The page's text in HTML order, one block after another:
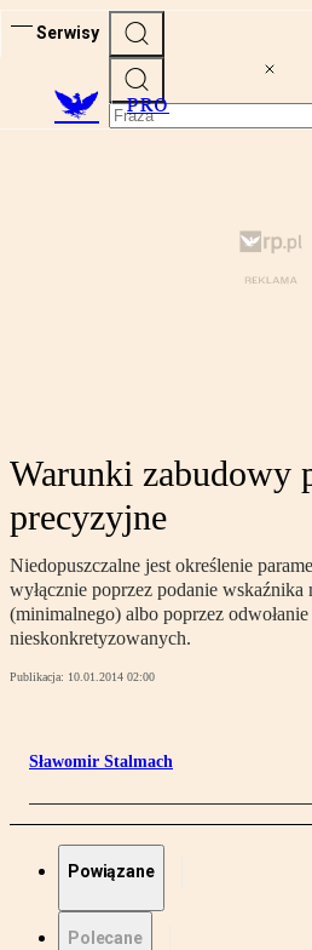
Serwisy
PRO
Warunki zabudowy
precyzyjne
Niedopuszczalne jest określenie
wyłącznie poprzez podanie wskaźnika
(minimalnego) albo poprzez
nieskonkretyzowanych.
Publikacja: 10.01.2014 02:00
Sławomir Stalmach
Powiązane
Polecane